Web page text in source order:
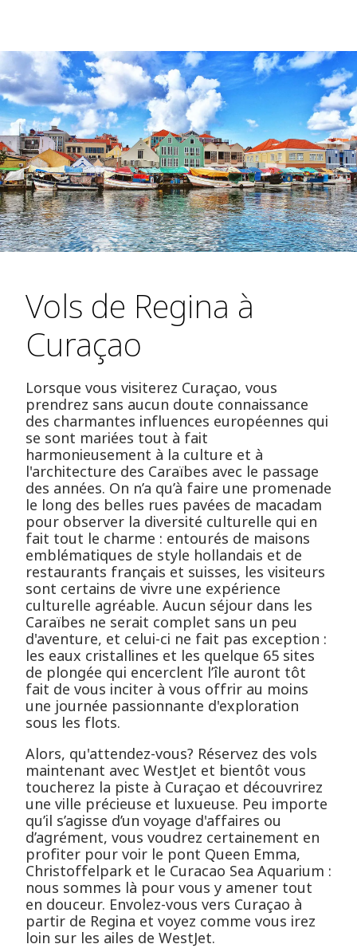
Vols de Regina à
Curaçao
Lorsque vous visiterez Curaçao, vous
prendrez sans aucun doute connaissance
des charmantes influences européennes qui
se sont mariées tout à fait
harmonieusement à la culture et à
l'architecture des Caraïbes avec le passage
des années. On n’a qu’à faire une promenade
le long des belles rues pavées de macadam
pour observer la diversité culturelle qui en
fait tout le charme : entourés de maisons
emblématiques de style hollandais et de
restaurants français et suisses, les visiteurs
sont certains de vivre une expérience
culturelle agréable. Aucun séjour dans les
Caraïbes ne serait complet sans un peu
d'aventure, et celui-ci ne fait pas exception :
les eaux cristallines et les quelque 65 sites
de plongée qui encerclent l’île auront tôt
fait de vous inciter à vous offrir au moins
une journée passionnante d'exploration
sous les flots.
Alors, qu'attendez-vous? Réservez des vols
maintenant avec WestJet et bientôt vous
toucherez la piste à Curaçao et découvrirez
une ville précieuse et luxueuse. Peu importe
qu’il s’agisse d’un voyage d'affaires ou
d’agrément, vous voudrez certainement en
profiter pour voir le pont Queen Emma,
Christoffelpark et le Curacao Sea Aquarium :
nous sommes là pour vous y amener tout
en douceur. Envolez-vous vers Curaçao à
partir de Regina et voyez comme vous irez
loin sur les ailes de WestJet.